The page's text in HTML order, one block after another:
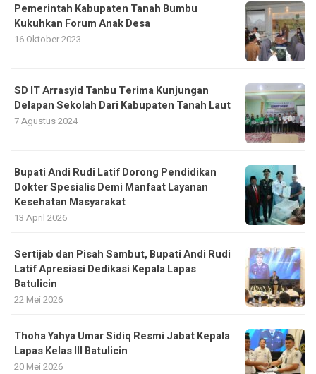
Pemerintah Kabupaten Tanah Bumbu
Kukuhkan Forum Anak Desa
16 Oktober 2023
SD IT Arrasyid Tanbu Terima Kunjungan
Delapan Sekolah Dari Kabupaten Tanah Laut
7 Agustus 2024
Bupati Andi Rudi Latif Dorong Pendidikan
Dokter Spesialis Demi Manfaat Layanan
Kesehatan Masyarakat
13 April 2026
Sertijab dan Pisah Sambut, Bupati Andi Rudi
Latif Apresiasi Dedikasi Kepala Lapas
Batulicin
22 Mei 2026
Thoha Yahya Umar Sidiq Resmi Jabat Kepala
Lapas Kelas III Batulicin
20 Mei 2026